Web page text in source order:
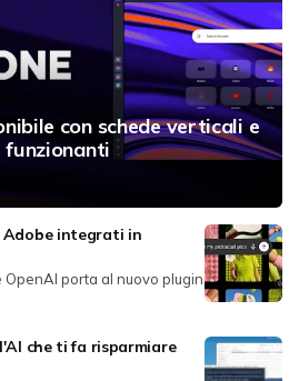
con schede verticali e
funzionanti
Adobe integrati in
porta al nuovo plugin
che ti fa risparmiare